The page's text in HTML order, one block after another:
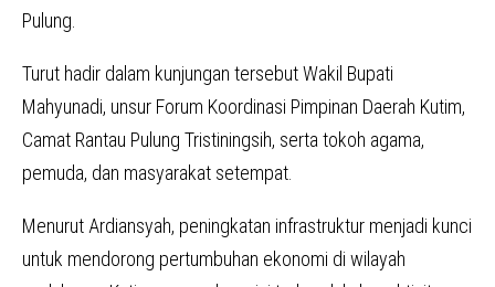
Pulung.
Turut hadir dalam kunjungan tersebut Wakil Bupati
Mahyunadi, unsur Forum Koordinasi Pimpinan Daerah Kutim,
Camat Rantau Pulung Tristiningsih, serta tokoh agama,
pemuda, dan masyarakat setempat.
Menurut Ardiansyah, peningkatan infrastruktur menjadi kunci
untuk mendorong pertumbuhan ekonomi di wilayah